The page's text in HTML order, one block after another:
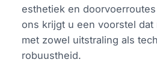
esthetiek en
ons krijgt u een voorstel
met zowel uitstraling als
robuustheid.